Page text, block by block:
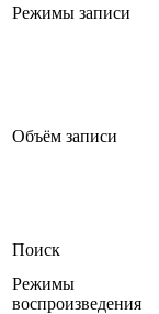
Режимы записи
Объём записи
Поиск
Режимы
воспроизведения